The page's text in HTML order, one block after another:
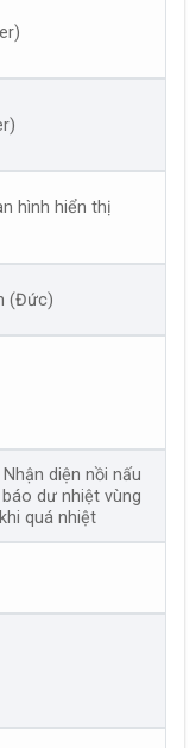
hình hiển thị
(Đức)
diện nồi nấu
dư nhiệt vùng
quá nhiệt